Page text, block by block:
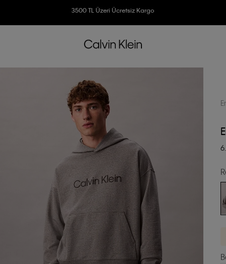
7500 TL Ve Üzeri Alışverişlerinizde 6 Taksit İmkanı